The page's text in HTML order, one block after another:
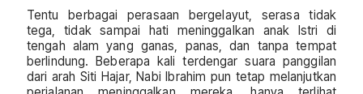
Tentu berbagai perasaan bergelayut, serasa tidak
tega, tidak sampai hati meninggalkan anak Istri di
tengah alam yang ganas, panas, dan tanpa tempat
berlindung. Beberapa kali terdengar suara panggilan
dari arah Siti Hajar, Nabi Ibrahim pun tetap melanjutkan